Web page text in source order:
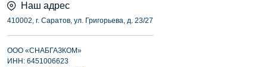
Наш адрес
410002, г. Саратов, ул. Григорьева, д. 23/27
ООО «СНАБГАЗКОМ»
ИНН: 6451006623